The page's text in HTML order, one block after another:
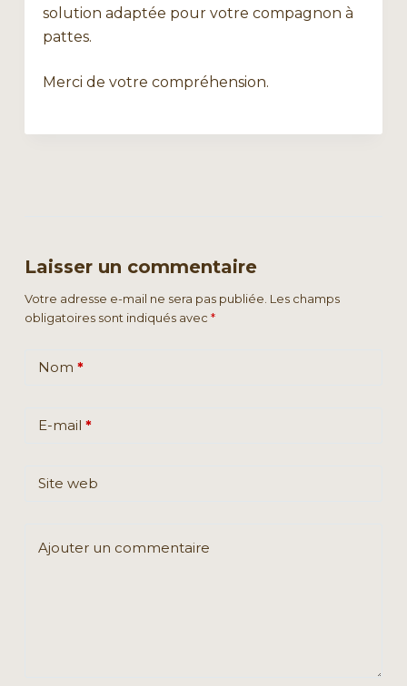
solution adaptée pour votre compagnon à
pattes.
Merci de votre compréhension.
Laisser un commentaire
Votre adresse e-mail ne sera pas publiée. Les champs
obligatoires sont indiqués avec *
Nom *
E-mail *
Site web
Ajouter un commentaire